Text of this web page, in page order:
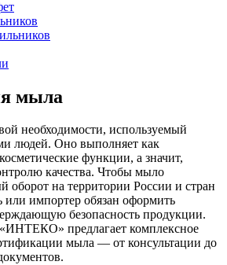
мыла
необходимости, используемый
людей. Оно выполняет как
функции, а значит,
качества. Чтобы мыло
оборот на территории России и стран
импортер обязан оформить
безопасность продукции.
предлагает комплексное
мыла — от консультации до